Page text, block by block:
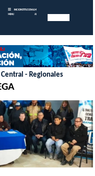
MENU
INICIOINSTITUCIONAL MEMORIAS
ANUALES
Central - Regionales